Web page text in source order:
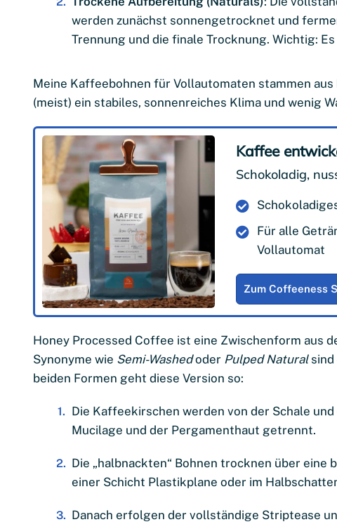
werden zunächst sonnengetrocknet und
Trennung und die finale Trocknung. Wichtig:
Meine Kaffeebohnen für Vollautomaten stammen
(meist) ein stabiles, sonnenreiches Klima und wenig
Kaffee
Schokoladig,
Für alle
Vollautomat
Zum Coffeeness
Honey Processed Coffee ist eine Zwischenform aus
Synonyme wie Semi-Washedoder Pulped Natural
beiden Formen geht diese Version so:
Die Kaffeekirschen werden von der Schale
Mucilage und der Pergamenthaut getrennt.
Die „halbnackten“ Bohnen trocknen über
einer Schicht Plastikplane oder im
Danach erfolgen der vollständige Striptease